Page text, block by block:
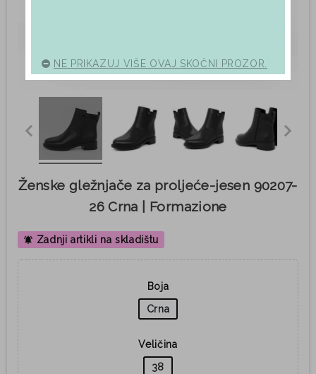
Ženske gležnjače za proljeće-jesen 90207-
26 Crna | Formazione
notifications_active Zadnji artikli na skladištu
Boja
Crna
Veličina
38
NE PRIKAZUJ VIŠE OVAJ SKOČNI PROZOR.